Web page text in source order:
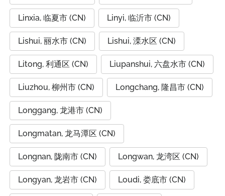
Linxia, 临夏市 (CN) Linyi, 临沂市 (CN)
Lishui, 丽水市 (CN) Lishui, 溧水区 (CN)
Litong, 利通区 (CN) Liupanshui, 六盘水市 (CN)
Liuzhou, 柳州市 (CN) Longchang, 隆昌市 (CN)
Longgang, 龙港市 (CN)
Longmatan, 龙马潭区 (CN)
Longnan, 陇南市 (CN) Longwan, 龙湾区 (CN)
Longyan, 龙岩市 (CN) Loudi, 娄底市 (CN)